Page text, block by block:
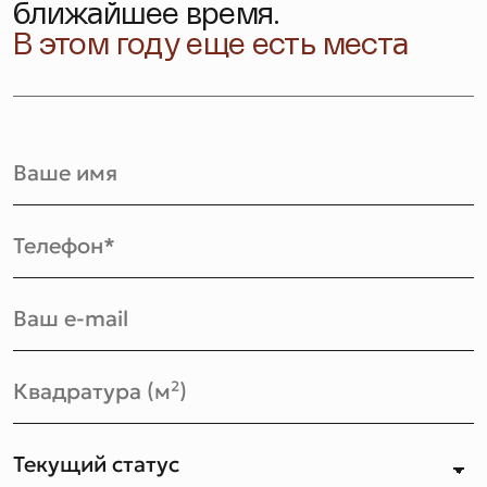
ближайшее время.
В этом году еще есть места